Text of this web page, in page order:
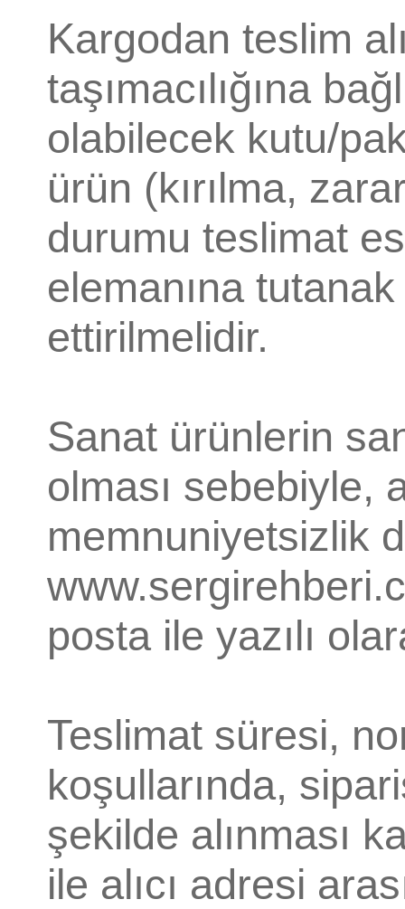
Kargodan teslim
taşımacılığına
olabilecek kutu/
ürün (kırılma,
durumu teslimat
elemanına
ettirilmelidir.
Sanat ürünlerin
olması sebebiyle,
memnuniyetsizlik
posta ile yazılı
Teslimat süresi,
koşullarında,
şekilde alınması
ile alıcı adresi